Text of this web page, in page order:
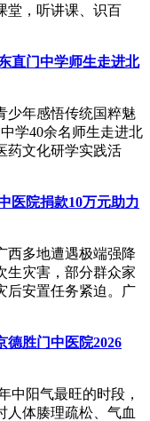
堂，听讲课、识百
直门中学师生走进北
少年感悟传统国粹魅
学40余名师生走进北
药文化研学实践活
医院捐款10万元助力
西多地遭遇极端强降
生灾害，部分群众家
后安置任务紧迫。广
德胜门中医院2026
中阳气最旺的时段，
人体腠理疏松、气血